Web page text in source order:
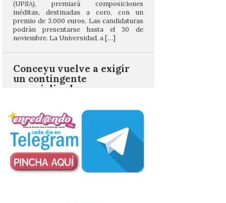
Conceyu vuelve a exigir
un contingente
profesional de bomberos
forestales en el País
Leonés
Conceyu «se opone
frontalmente a quienes,
desde esta
“descomunidad”
antinatural, artificial e
híbrida de Castilla y León, niegan el
cambio climático y anteponen el fomento
de la tauromaquia a una prevención real